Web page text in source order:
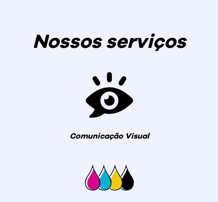
Nossos serviços
Comunicação Visual